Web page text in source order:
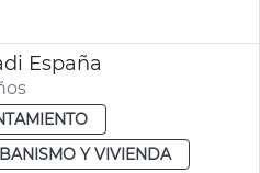
España
Y VIVIENDA